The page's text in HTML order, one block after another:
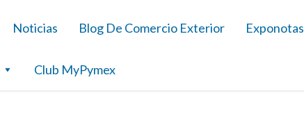
Noticias Blog De Comercio Exterior Exponotas
Club MyPymex